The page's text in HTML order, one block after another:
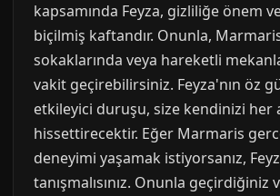
kapsamında Feyza, gizliliğe önem
biçilmiş kaftandır. Onunla,
sokaklarında veya hareketli
vakit geçirebilirsiniz. Feyza'nın öz
etkileyici duruşu, size kendinizi her
hissettirecektir. Eğer Marmaris
deneyimi yaşamak istiyorsanız,
tanışmalısınız. Onunla geçirdiğiniz